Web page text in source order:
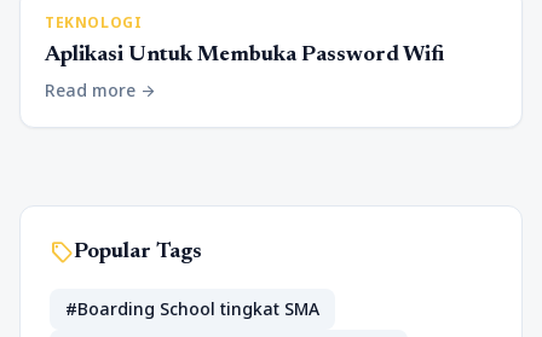
TEKNOLOGI
Aplikasi Untuk Membuka Password Wifi
Read more arrow_forward
sellPopular Tags
#Boarding School tingkat SMA